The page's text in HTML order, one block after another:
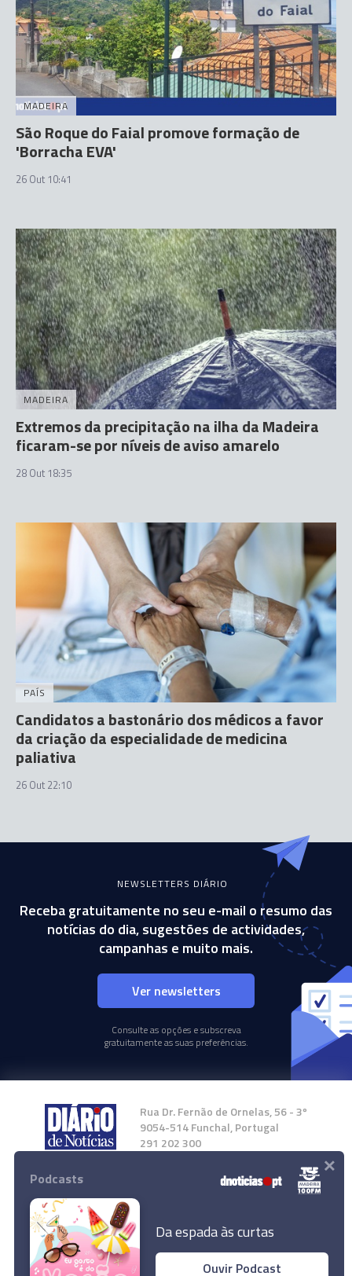
MADEIRA
São Roque do Faial promove formação de
'Borracha EVA'
26 Out 10:41
MADEIRA
Extremos da precipitação na ilha da Madeira
ficaram-se por níveis de aviso amarelo
28 Out 18:35
PAÍS
Candidatos a bastonário dos médicos a favor
da criação da especialidade de medicina
paliativa
26 Out 22:10
NEWSLETTERS DIÁRIO
Receba gratuitamente no seu e-mail o resumo das
notícias do dia, sugestões de actividades,
campanhas e muito mais.
Ver newsletters
Consulte as opções e subscreva
gratuitamente as suas preferências.
Rua Dr. Fernão de Ornelas, 56 - 3º
9054-514 Funchal, Portugal
291 202 300
Instale a nossa App
Podcasts
Da espada às curtas
Ouvir Podcast
×